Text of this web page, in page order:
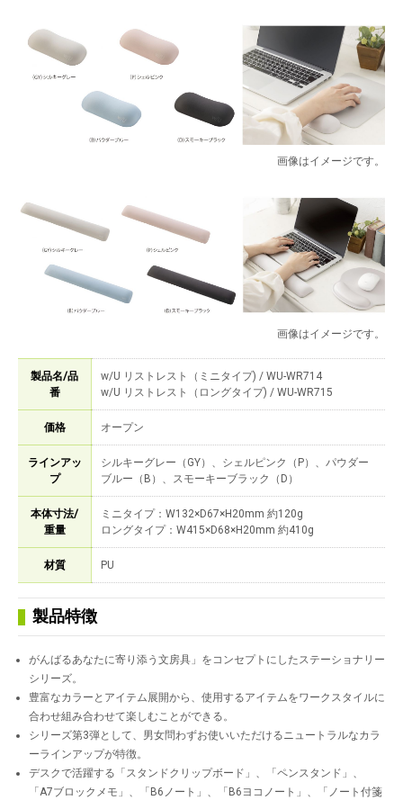
画像はイメージです。
画像はイメージです。
製品名/品
番
w/U リストレスト（ミニタイプ) / WU-WR714
w/U リストレスト（ロングタイプ) / WU-WR715
価格 オープン
ラインアッ
プ
シルキーグレー（GY）、シェルピンク（P）、パウダー
ブルー（B）、スモーキーブラック（D）
本体寸法/
重量
ミニタイプ：W132×D67×H20mm 約120g
ロングタイプ：W415×D68×H20mm 約410g
材質 PU
製品特徴
がんばるあなたに寄り添う文房具」をコンセプトにしたステーショナリー
シリーズ。
豊富なカラーとアイテム展開から、使用するアイテムをワークスタイルに
合わせ組み合わせて楽しむことができる。
シリーズ第3弾として、男女問わずお使いいただけるニュートラルなカラ
ーラインアップが特徴。
デスクで活躍する「スタンドクリップボード」、「ペンスタンド」、
「A7ブロックメモ」、「B6ノート」、「B6ヨコノート」、「ノート付箋